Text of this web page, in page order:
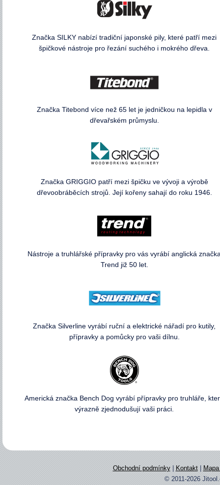
Značka SILKY nabízí tradiční japonské pily, které patří mezi
špičkové nástroje pro řezání suchého i mokrého dřeva.
Značka Titebond více než 65 let je jedničkou na lepidla v
dřevařském průmyslu.
Značka GRIGGIO patří mezi špičku ve vývoji a výrobě
dřevoobráběcích strojů. Její kořeny sahají do roku 1946.
Nástroje a truhlářské přípravky pro vás vyrábí anglická
Trend již 50 let.
Značka Silverline vyrábí ruční a elektrické nářadí pro kutily,
přípravky a pomůcky pro vaši dílnu.
Americká značka Bench Dog vyrábí přípravky pro truhláře,
výrazně zjednodušují vaši práci.
Obchodní podmínky| Kontakt|
© 2011-2026